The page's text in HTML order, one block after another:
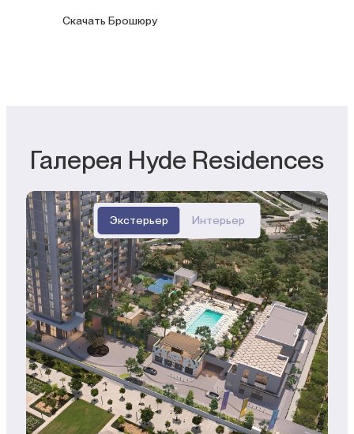
Скачать Брошюру
Галерея Hyde Residences
Экстерьер Интерьер